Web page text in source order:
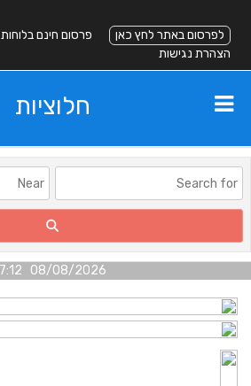
לפרסום באתר לחץ כאן
פרסום חינם בלוחות
הצהרת נגישות
חלוציות
08/08/2026 17:12